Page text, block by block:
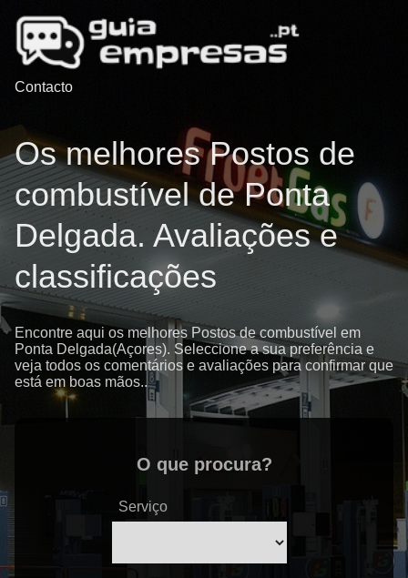
Contacto
Os melhores Postos de
combustível de Ponta
Delgada. Avaliações e
classificações
Encontre aqui os melhores Postos de combustível em
Ponta Delgada(Açores). Seleccione a sua preferência e
veja todos os comentários e avaliações para confirmar que
está em boas mãos..
O que procura?
Serviço